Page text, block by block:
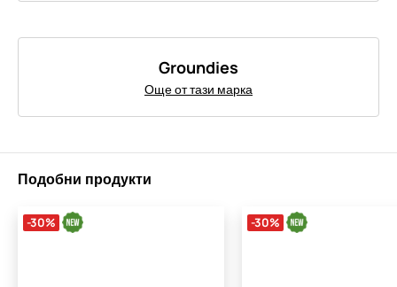
Groundies
Още от тази марка
Подобни продукти
-30% -30%